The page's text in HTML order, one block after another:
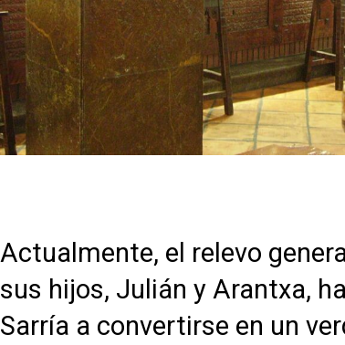
Actualmente, el relevo
sus hijos, Julián y Arantxa,
Sarría a convertirse en un